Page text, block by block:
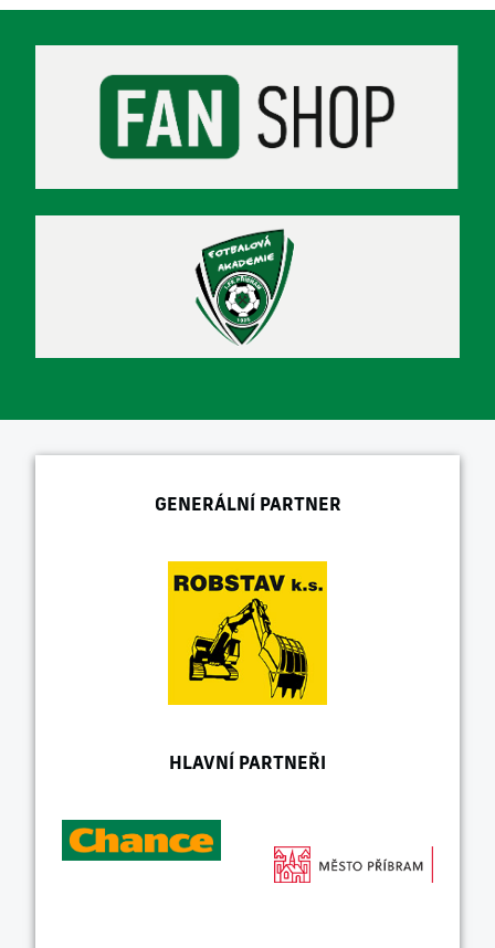
GENERÁLNÍ PARTNER
HLAVNÍ PARTNEŘI